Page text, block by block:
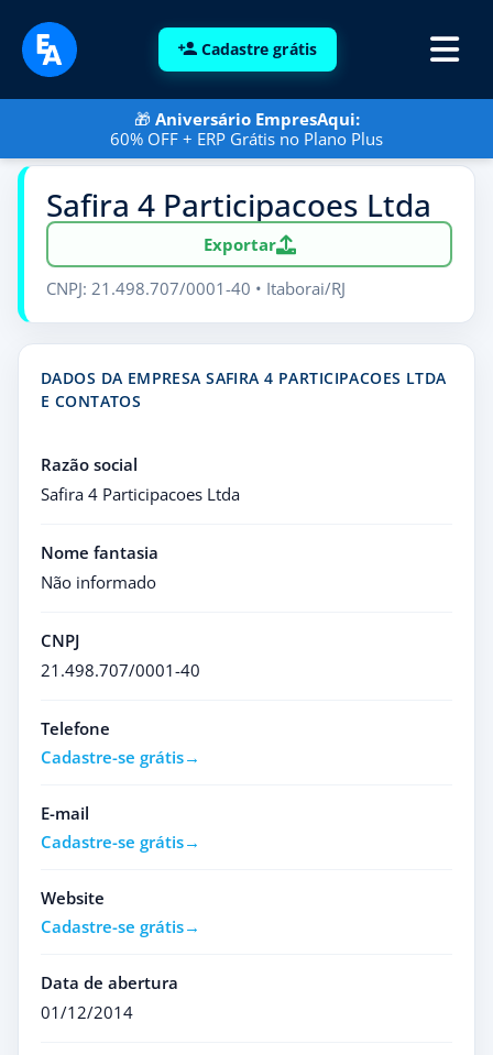
Cadastre grátis
🎁 Aniversário EmpresAqui:
60% OFF + ERP Grátis no Plano Plus
Safira 4 Participacoes Ltda
Exportar
CNPJ: 21.498.707/0001-40 • Itaborai/RJ
DADOS DA EMPRESA SAFIRA 4 PARTICIPACOES LTDA
E CONTATOS
Razão social
Safira 4 Participacoes Ltda
Nome fantasia
Não informado
CNPJ
21.498.707/0001-40
Telefone
Cadastre-se grátis
E-mail
Cadastre-se grátis
Website
Cadastre-se grátis
Data de abertura
01/12/2014